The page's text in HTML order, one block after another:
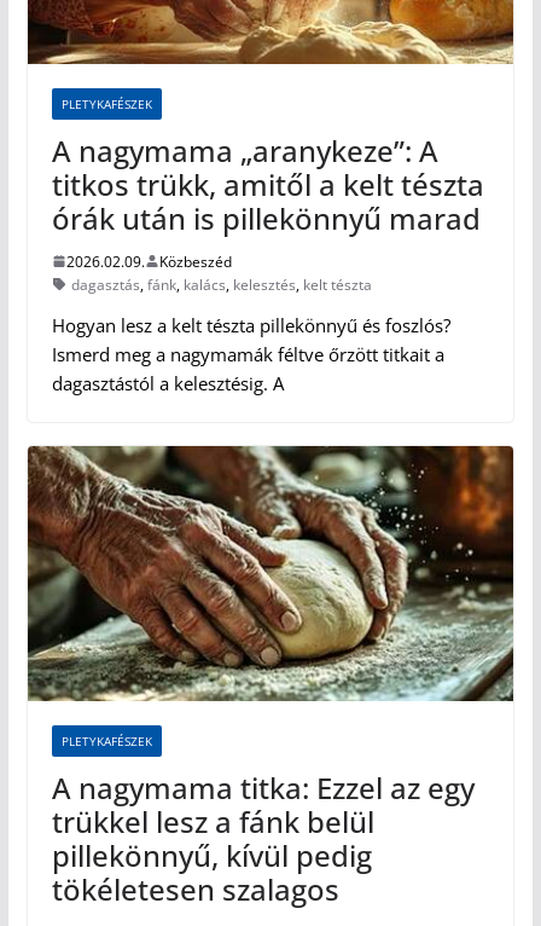
PLETYKAFÉSZEK
A nagymama „aranykeze”: A
titkos trükk, amitől a kelt tészta
órák után is pillekönnyű marad
2026.02.09.
Közbeszéd
dagasztás,fánk, kalács, kelesztés, kelt tészta
Hogyan lesz a kelt tészta pillekönnyű és foszlós?
Ismerd meg a nagymamák féltve őrzött titkait a
dagasztástól a kelesztésig. A
PLETYKAFÉSZEK
A nagymama titka: Ezzel az egy
trükkel lesz a fánk belül
pillekönnyű, kívül pedig
tökéletesen szalagos